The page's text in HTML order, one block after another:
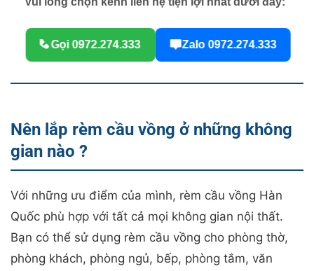
Gọi 0972.274.333 Zalo 0972.274.333
Nên lắp rèm cầu vồng ở những không
gian nào ?
Với những ưu điểm của mình, rèm cầu vồng Hàn
Quốc phù hợp với tất cả mọi không gian nội thất.
Bạn có thể sử dụng rèm cầu vồng cho phòng thờ,
phòng khách, phòng ngủ, bếp, phòng tắm, văn